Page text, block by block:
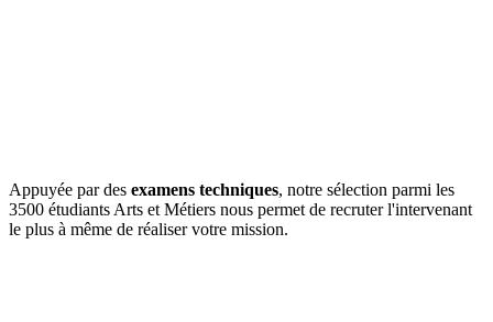
Appuyée par des examens techniques, notre sélection parmi les
3500 étudiants Arts et Métiers nous permet de recruter l'intervenant
le plus à même de réaliser votre mission.